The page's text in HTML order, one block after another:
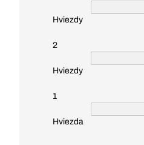
Hviezdy
2
Hviezdy
1
Hviezda